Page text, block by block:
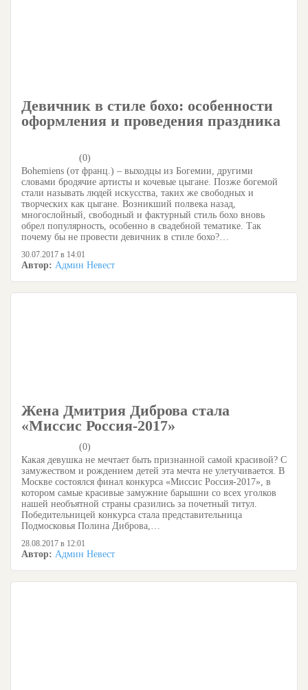
Девичник в стиле бохо: особенности
оформления и проведения праздника
(0)
Bohemiens (от франц.) – выходцы из Богемии, другими
словами бродячие артисты и кочевые цыгане. Позже богемой
стали называть людей искусства, таких же свободных и
творческих как цыгане. Возникший полвека назад,
многослойный, свободный и фактурный стиль бохо вновь
обрел популярность, особенно в свадебной тематике. Так
почему бы не провести девичник в стиле бохо?…
30.07.2017 в 14:01
Автор: Админ Невест
Жена Дмитрия Диброва стала
«Миссис Россия-2017»
(0)
Какая девушка не мечтает быть признанной самой красивой? С
замужеством и рождением детей эта мечта не улетучивается. В
Москве состоялся финал конкурса «Миссис Россия-2017», в
котором самые красивые замужние барышни со всех уголков
нашей необъятной страны сразились за почетный титул.
Победительницей конкурса стала представительница
Подмосковья Полина Диброва,…
28.08.2017 в 12:01
Автор: Админ Невест